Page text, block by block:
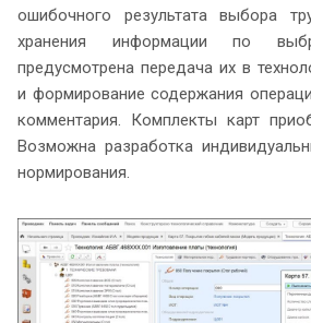
ошибочного результата выбора
хранения информации по
предусмотрена передача их в
и формирование содержания
комментария. Комплекты карт
Возможна разработка
нормирования.